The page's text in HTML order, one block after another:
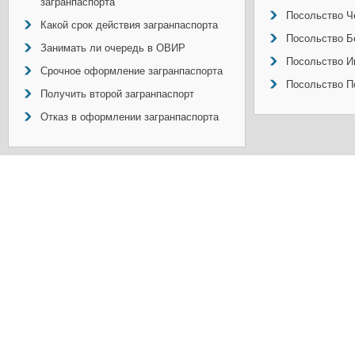
Какой срок действия загранпаспорта
Занимать ли очередь в ОВИР
Срочное оформление загранпаспорта
Получить второй загранпаспорт
Отказ в оформлении загранпаспорта
Посольство
Посольство
Посольство
Посольство